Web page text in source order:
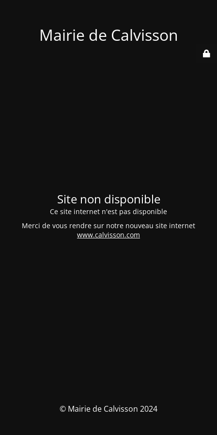
Mairie de Calvisson
Site non disponible
Ce site internet n'est pas disponible
Merci de vous rendre sur notre nouveau site internet
www.calvisson.com
© Mairie de Calvisson 2024